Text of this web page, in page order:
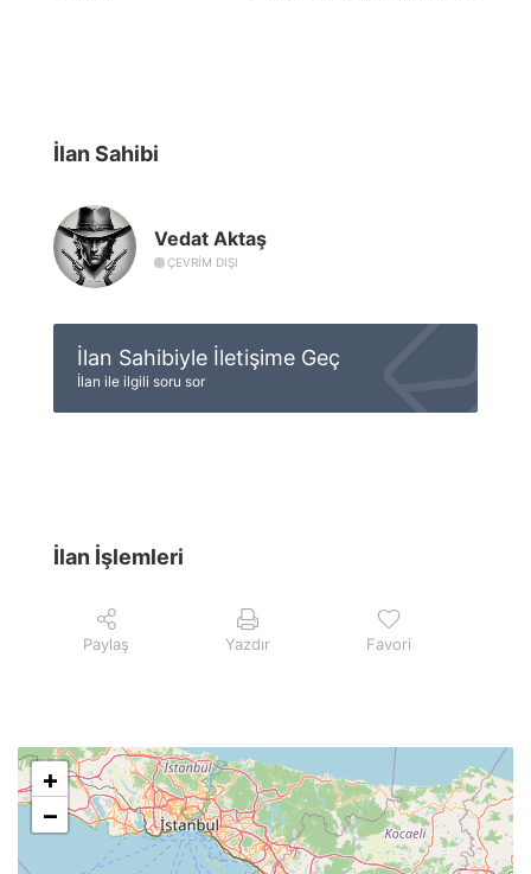
İlan Sahibi
Vedat Aktaş
ÇEVRIM DIŞI
İlan Sahibiyle İletişime Geç
İlan ile ilgili soru sor
İlan İşlemleri
Paylaş Yazdır Favori
+
−